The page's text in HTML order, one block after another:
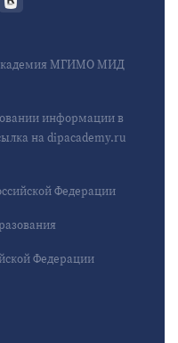
МГИМО МИД
информации в
на dipacademy.ru
Федерации
Федерации